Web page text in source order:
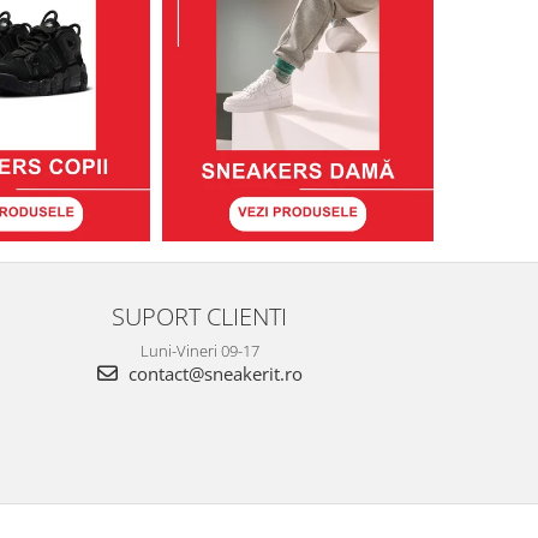
SUPORT CLIENTI
Luni-Vineri 09-17
contact@sneakerit.ro